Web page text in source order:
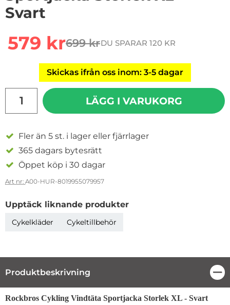
Svart
rea pris
579 krtidigare pris
699 krDU SPARAR 120 KR
Skickas ifrån oss inom: 3-5 dagar
LÄGG I VARUKORG
Fler än 5 st. i lager eller fjärrlager
365 dagars bytesrätt
Öppet köp i 30 dagar
Art nr: A00-HUR-8019955079957
Upptäck liknande produkter
Cykelkläder Cykeltillbehör
Produktbeskrivning
Produktbeskrivning
Rockbros Cykling Vindtäta Sportjacka Storlek XL - Svart